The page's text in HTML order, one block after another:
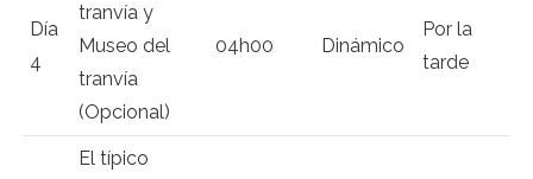
Día
4
tranvía y
Museo del
tranvía
(Opcional)
04h00 Dinámico
Por la
tarde
El típico